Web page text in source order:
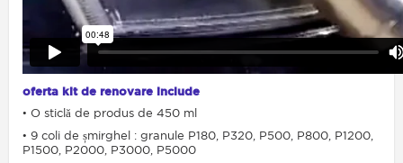
oferta kit de renovare include
• O sticlă de produs de 450 ml
• 9 coli de șmirghel : granule P180, P320, P500, P800, P1200,
P1500, P2000, P3000, P5000